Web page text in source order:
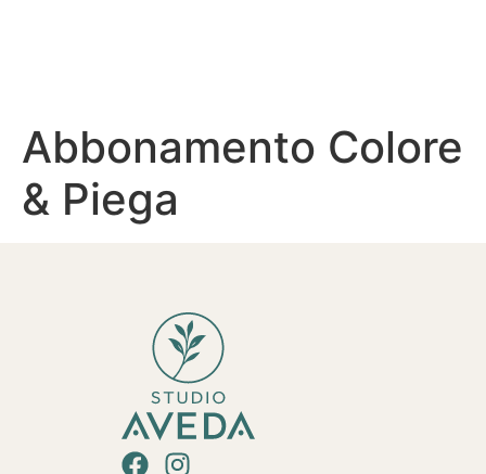
Abbonamento Colore
& Piega